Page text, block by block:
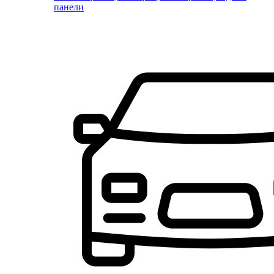
панели